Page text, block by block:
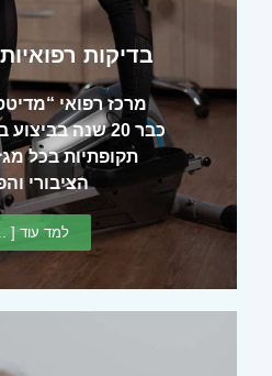
בדיקות
מרכז רפואי
כבר 20 שנה
תקופתיות בכל
הציבורי
למד עוד [ ... ]